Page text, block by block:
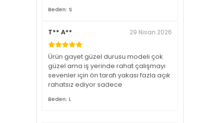
Beden: S
T** A** 29 Nisan 2026
Ürün gayet güzel durusu modeli çok
güzel ama iş yerinde rahat çalışmayı
sevenler için ön tarafı yakası fazla açık
rahatsız ediyor sadece
Beden: L